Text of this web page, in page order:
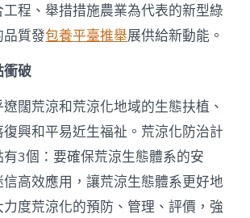
程、舉措措施農業為代表的新型綠
品質發包養平臺推舉展供給新動能。
衝破
闊荒涼和荒涼化地域的生態扶植、
興和平易近生福祉。荒涼化防治計
3個：要確保荒涼生態體系的安
高效應用，讓荒涼生態體系更好地
度荒涼化的預防、管理、評價，強